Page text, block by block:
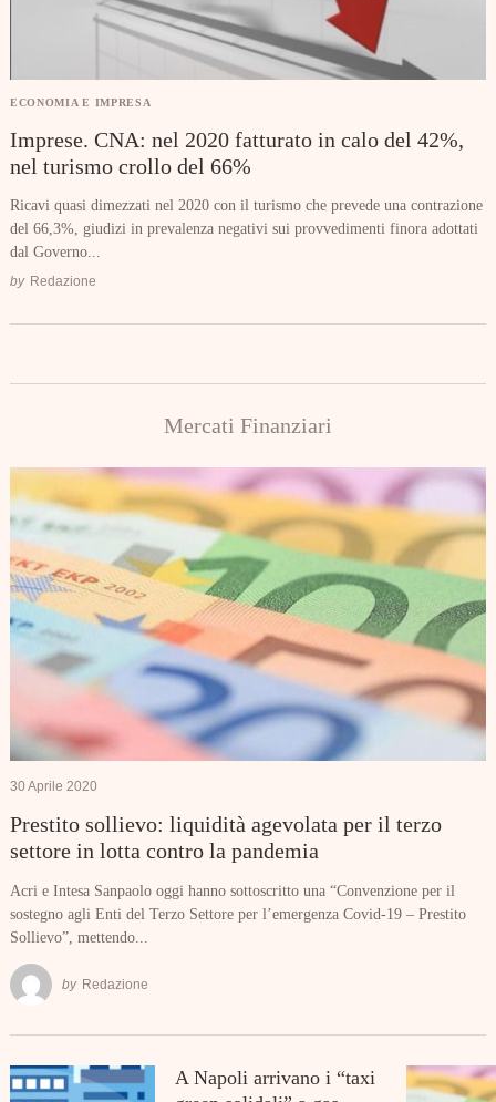
ECONOMIA E IMPRESA
Imprese. CNA: nel 2020 fatturato in calo del 42%,
nel turismo crollo del 66%
Ricavi quasi dimezzati nel 2020 con il turismo che prevede una contrazione
del 66,3%, giudizi in prevalenza negativi sui provvedimenti finora adottati
dal Governo...
by Redazione
Mercati Finanziari
30 Aprile 2020
Prestito sollievo: liquidità agevolata per il terzo
settore in lotta contro la pandemia
Acri e Intesa Sanpaolo oggi hanno sottoscritto una “Convenzione per il
sostegno agli Enti del Terzo Settore per l’emergenza Covid-19 – Prestito
Sollievo”, mettendo...
by Redazione
A Napoli arrivano i “taxi